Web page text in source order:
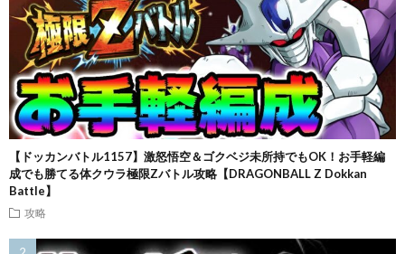
【ドッカンバトル1157】激怒悟空＆ゴクベジ未所持でもOK！お手軽編
成でも勝てる体クウラ極限Zバトル攻略【DRAGONBALL Z Dokkan
Battle】
攻略